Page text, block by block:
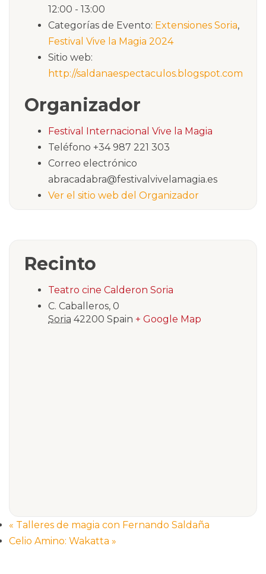
12:00 - 13:00
Categorías de Evento: Extensiones Soria,
Festival Vive la Magia 2024
Sitio web:
http://saldanaespectaculos.blogspot.com
Organizador
Festival Internacional Vive la Magia
Teléfono +34 987 221 303
Correo electrónico
abracadabra@festivalvivelamagia.es
Ver el sitio web del Organizador
Recinto
Teatro cine Calderon Soria
C. Caballeros, 0
Soria 42200 Spain + Google Map
« Talleres de magia con Fernando Saldaña
Celio Amino: Wakatta »